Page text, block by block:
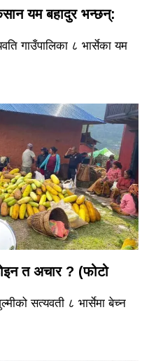
यम बहादुर भन्छन्:
गाउँपालिका ८ भार्सेका यम
त अचार ? (फोटो
सत्यवती ८ भार्सेमा बेच्न